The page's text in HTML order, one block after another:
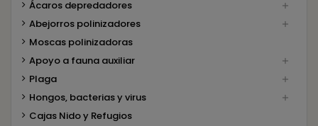
Ácaros depredadores 
Abejorros polinizadores 
Moscas polinizadoras
Apoyo a fauna auxiliar

Plaga 
Hongos, bacterias y virus 
Cajas Nido y Refugios